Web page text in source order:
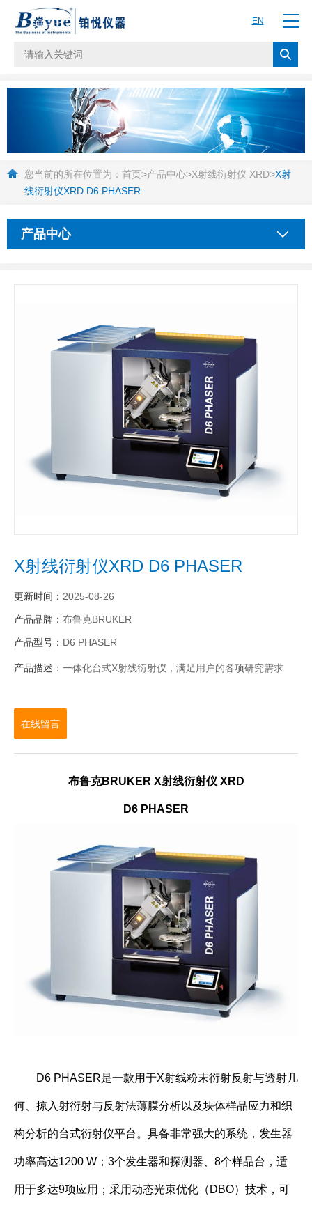
EN
您当前的所在位置为： 首页>产品中心>X射线衍射仪 XRD>X射
线衍射仪XRD D6 PHASER
产品中心
X射线衍射仪XRD D6 PHASER
更新时间： 2025-08-26
产品品牌： 布鲁克BRUKER
产品型号： D6 PHASER
产品描述： 一体化台式X射线衍射仪，满足用户的各项研究需求
在线留言
布鲁克BRUKER X射线衍射仪 XRD
D6 PHASER
D6 PHASER是一款用于X射线粉末衍射反射与透射几
何、掠入射衍射与反射法薄膜分析以及块体样品应力和织
构分析的台式衍射仪平台。具备非常强大的系统，发生器
功率高达1200 W；3个发生器和探测器、8个样品台，适
用于多达9项应用；采用动态光束优化（DBO）技术，可